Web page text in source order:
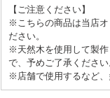
常
価
格
売
格
【ご注意ください】
※こちらの商品は当店オ
ださい。
※天然木を使用して製
で、予めご了承ください
※店舗で使用するなど、